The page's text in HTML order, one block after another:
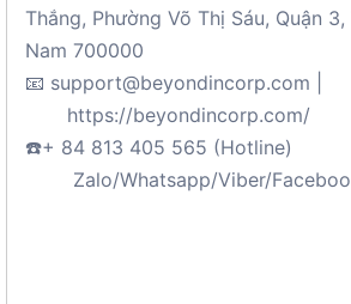
Thắng, Phường Võ Thị Sáu, Quận
Nam 700000
📧 support@beyondincorp.com |
https://beyondincorp.com/
☎️+ 84 813 405 565 (Hotline)
Zalo/Whatsapp/Viber/